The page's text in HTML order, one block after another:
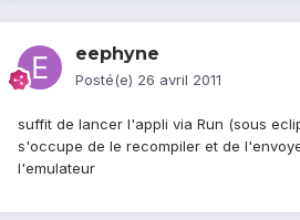
eephyne
Posté(e) 26 avril 2011
suffit de lancer l'appli via Run (sous
s'occupe de le recompiler et de
l'emulateur